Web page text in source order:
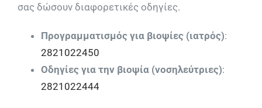
σας δώσουν διαφορετικές οδηγίες.
Προγραμματισμός για βιοψίες (ιατρός):
2821022450
Οδηγίες για την βιοψία (νοσηλεύτριες):
2821022444